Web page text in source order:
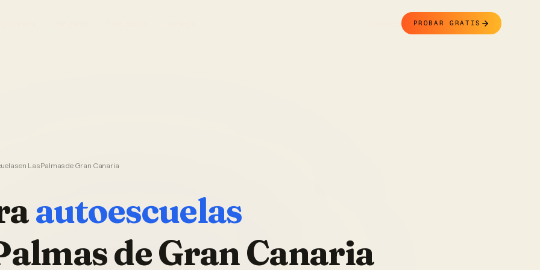
PROBAR GRATIS
en Las Palmas de Gran Canaria
autoescuelas
de Gran Canaria